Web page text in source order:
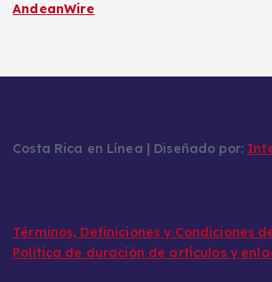
AndeanWire
Costa Rica en Línea | Diseñado por:
Términos, Definiciones y Condiciones
Política de duración de artículos y